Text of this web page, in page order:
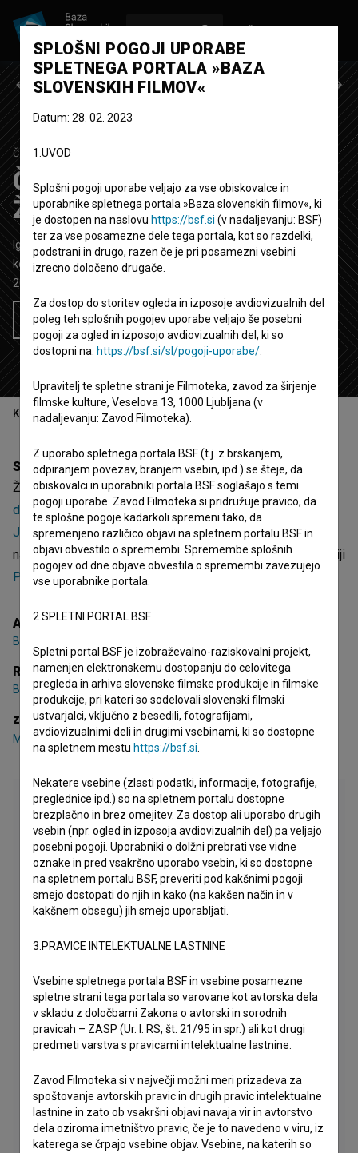
Prejšnja epizoda
ČISTA DESETKA
Čista desetka: Žarko
Žrebec
Igrana TV epizoda
komedija, nanizanka
2013
Želim si ogledati ta film
Kazalo
Sinopsis
Žarko Žrebec je 4. epizoda 2. sezone igrane serijeČista
desetka (2012). NastopajoMojca Funkl,Kristijan Guček
Jure Henigman. Žanrsko je opredeljena kot komedija in
nanizanka. Režiser jeBranko Đurić (I). Nastala je v produkciji
Pro Plus.
Avtor serije
Branko Đurić (I)
Režija
Branko Đurić (I)
zasedba
Mojca Funkl,Kristijan Guček, Jure Henigman
SPLOŠNI POGOJI UPORABE
SPLETNEGA PORTALA »BAZA
SLOVENSKIH FILMOV«
Datum: 28. 02. 2023
1.UVOD
Splošni pogoji uporabe veljajo za vse obiskovalce in
uporabnike spletnega portala »Baza slovenskih filmov«, ki
je dostopen na naslovu https://bsf.si (v nadaljevanju: BSF)
ter za vse posamezne dele tega portala, kot so razdelki,
podstrani in drugo, razen če je pri posamezni vsebini
izrecno določeno drugače.
Za dostop do storitev ogleda in izposoje avdiovizualnih del
poleg teh splošnih pogojev uporabe veljajo še posebni
pogoji za ogled in izposojo avdiovizualnih del, ki so
dostopni na: https://bsf.si/sl/pogoji-uporabe/
Upravitelj te spletne strani je Filmoteka, zavod za širjenje
filmske kulture, Veselova 13, 1000 Ljubljana (v
nadaljevanju: Zavod Filmoteka).
Z uporabo spletnega portala BSF (t.j. z brskanjem,
odpiranjem povezav, branjem vsebin, ipd.) se šteje, da
obiskovalci in uporabniki portala BSF soglašajo s temi
pogoji uporabe. Zavod Filmoteka si pridružuje pravico, da
te splošne pogoje kadarkoli spremeni tako, da
spremenjeno različico objavi na spletnem portalu BSF in
objavi obvestilo o spremembi. Spremembe splošnih
pogojev od dne objave obvestila o spremembi zavezujejo
vse uporabnike portala.
2.SPLETNI PORTAL BSF
Spletni portal BSF je izobraževalno-raziskovalni projekt,
namenjen elektronskemu dostopanju do celovitega
pregleda in arhiva slovenske filmske produkcije in filmske
produkcije, pri kateri so sodelovali slovenski filmski
ustvarjalci, vključno z besedili, fotografijami,
avdiovizualnimi deli in drugimi vsebinami, ki so dostopne
na spletnem mestu https://bsf.si
Nekatere vsebine (zlasti podatki, informacije, fotografije,
preglednice ipd.) so na spletnem portalu dostopne
brezplačno in brez omejitev. Za dostop ali uporabo drugih
vsebin (npr. ogled in izposoja avdiovizualnih del) pa veljajo
posebni pogoji. Uporabniki o dolžni prebrati vse vidne
oznake in pred vsakršno uporabo vsebin, ki so dostopne
na spletnem portalu BSF, preveriti pod kakšnimi pogoji
smejo dostopati do njih in kako (na kakšen način in v
kakšnem obsegu) jih smejo uporabljati.
3.PRAVICE INTELEKTUALNE LASTNINE
Vsebine spletnega portala BSF in vsebine posamezne
spletne strani tega portala so varovane kot avtorska dela
v skladu z določbami Zakona o avtorski in sorodnih
pravicah – ZASP (Ur. l. RS, št. 21/95 in spr.) ali kot drugi
predmeti varstva s pravicami intelektualne lastnine.
Zavod Filmoteka si v največji možni meri prizadeva za
spoštovanje avtorskih pravic in drugih pravic intelektualne
lastnine in zato ob vsakršni objavi navaja vir in avtorstvo
dela oziroma imetništvo pravic, če je to navedeno v viru, iz
katerega se črpajo vsebine objav. Vsebine, na katerih so